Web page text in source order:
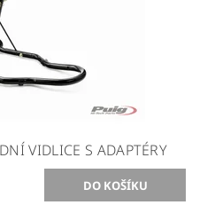
VIDLICE S ADAPTÉRY